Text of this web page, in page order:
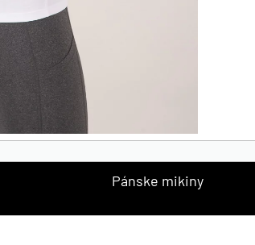
Pánske mikiny